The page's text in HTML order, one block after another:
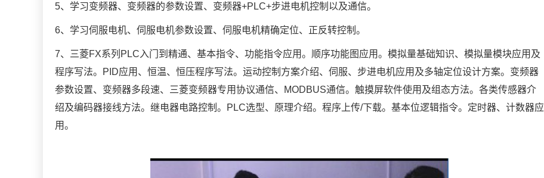
5、学习变频器、变频器的参数设置、变频器+PLC+步进电机控制以及通信。
6、学习伺服电机、伺服电机参数设置、伺服电机精确定位、正反转控制。
7、三菱FX系列PLC入门到精通、基本指令、功能指令应用。顺序功能图应用。模拟量基础知识、模拟量模块应用及
程序写法。PID应用、恒温、恒压程序写法。运动控制方案介绍、伺服、步进电机应用及多轴定位设计方案。变频器
参数设置、变频器多段速、三菱变频器专用协议通信、MODBUS通信。触摸屏软件使用及组态方法。各类传感器介
绍及编码器接线方法。继电器电路控制。PLC选型、原理介绍。程序上传/下载。基本位逻辑指令。定时器、计数器应
用。